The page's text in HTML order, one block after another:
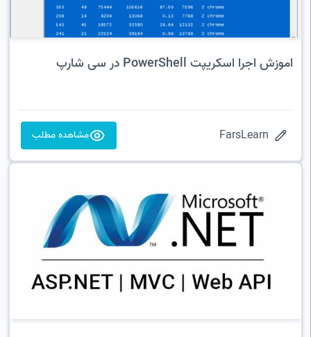
اموزش اجرا اسکریپت PowerShell در سی شارپ
FarsLearn مشاهده مطلب